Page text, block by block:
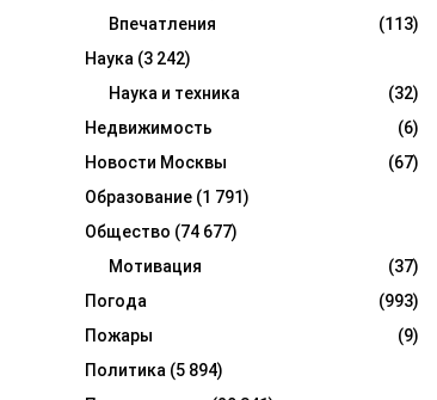
Впечатления
(113)
Наука (3 242)
Наука и техника
(32)
Недвижимость
(6)
Новости Москвы
(67)
Образование (1 791)
Общество (74 677)
Мотивация
(37)
Погода
(993)
Пожары
(9)
Политика (5 894)